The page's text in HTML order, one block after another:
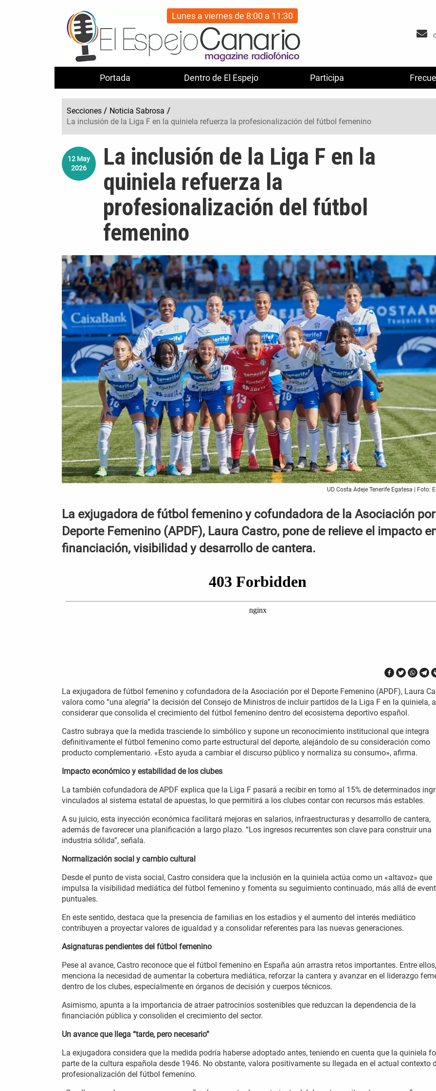
Portada Dentro de El Espejo Participa
Lunes a viernes de 8:00 a 11:30
Secciones / Noticia Sabrosa /
La inclusión de la Liga F en la quiniela refuerza la profesionalización del fútbol femenino
12 May
2026
La inclusión de la Liga F en la
quiniela refuerza la
profesionalización del fútbol
femenino
UD Costa Adeje Tenerife Egatesa | Foto:
La exjugadora de fútbol femenino y cofundadora de la Asociación por
Deporte Femenino (APDF), Laura Castro, pone de relieve el impacto
financiación, visibilidad y desarrollo de cantera.
La exjugadora de fútbol femenino y cofundadora de la Asociación por el Deporte Femenino (APDF), Laura
valora como “una alegría” la decisión del Consejo de Ministros de incluir partidos de la Liga F en la quiniela,
considerar que consolida el crecimiento del fútbol femenino dentro del ecosistema deportivo español.
Castro subraya que la medida trasciende lo simbólico y supone un reconocimiento institucional que integra
definitivamente el fútbol femenino como parte estructural del deporte, alejándolo de su consideración como
producto complementario. «Esto ayuda a cambiar el discurso público y normaliza su consumo», afirma.
Impacto económico y estabilidad de los clubes
La también cofundadora de APDF explica que la Liga F pasará a recibir en torno al 15% de determinados
vinculados al sistema estatal de apuestas, lo que permitirá a los clubes contar con recursos más estables.
A su juicio, esta inyección económica facilitará mejoras en salarios, infraestructuras y desarrollo de cantera,
además de favorecer una planificación a largo plazo. “Los ingresos recurrentes son clave para construir una
industria sólida”, señala.
Normalización social y cambio cultural
Desde el punto de vista social, Castro considera que la inclusión en la quiniela actúa como un «altavoz» que
impulsa la visibilidad mediática del fútbol femenino y fomenta su seguimiento continuado, más allá de
puntuales.
En este sentido, destaca que la presencia de familias en los estadios y el aumento del interés mediático
contribuyen a proyectar valores de igualdad y a consolidar referentes para las nuevas generaciones.
Asignaturas pendientes del fútbol femenino
Pese al avance, Castro reconoce que el fútbol femenino en España aún arrastra retos importantes. Entre ellos,
menciona la necesidad de aumentar la cobertura mediática, reforzar la cantera y avanzar en el liderazgo
dentro de los clubes, especialmente en órganos de decisión y cuerpos técnicos.
Asimismo, apunta a la importancia de atraer patrocinios sostenibles que reduzcan la dependencia de la
financiación pública y consoliden el crecimiento del sector.
Un avance que llega “tarde, pero necesario”
La exjugadora considera que la medida podría haberse adoptado antes, teniendo en cuenta que la quiniela
parte de la cultura española desde 1946. No obstante, valora positivamente su llegada en el actual contexto
profesionalización del fútbol femenino.